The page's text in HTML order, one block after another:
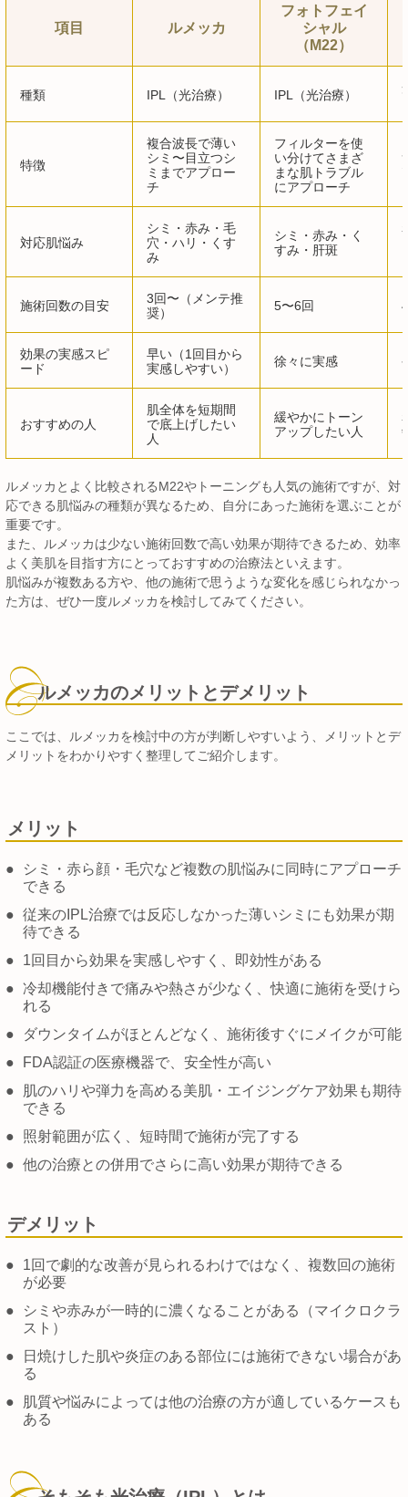
項目 ルメッカ
フォトフェイ
シャル
（M22）
種類 IPL（光治療） IPL（光治療）
特徴
複合波長で薄い
シミ〜目立つシ
ミまでアプロー
チ
フィルターを使
い分けてさまざ
まな肌トラブル
にアプローチ
対応肌悩み
シミ・赤み・毛
穴・ハリ・くす
み
シミ・赤み・く
すみ・肝斑
施術回数の目安
3回〜（メンテ推
奨）
5〜6回
効果の実感スピ
ード
早い（1回目から
実感しやすい）
徐々に実感
おすすめの人
肌全体を短期間
で底上げしたい
人
緩やかにトーン
アップしたい人
ルメッカとよく比較されるM22やトーニングも人気の施術ですが、対
応できる肌悩みの種類が異なるため、自分にあった施術を選ぶことが
重要です。
また、ルメッカは少ない施術回数で高い効果が期待できるため、効率
よく美肌を目指す方にとっておすすめの治療法といえます。
肌悩みが複数ある方や、他の施術で思うような変化を感じられなかっ
た方は、ぜひ一度ルメッカを検討してみてください。
ルメッカのメリットとデメリット
ここでは、ルメッカを検討中の方が判断しやすいよう、メリットとデ
メリットをわかりやすく整理してご紹介します。
メリット
●
シミ・赤ら顔・毛穴など複数の肌悩みに同時にアプローチ
できる
● 従来のIPL治療では反応しなかった薄いシミにも効果が期
待できる
●
1回目から効果を実感しやすく、即効性がある
● 冷却機能付きで痛みや熱さが少なく、快適に施術を受けら
れる
●
ダウンタイムがほとんどなく、施術後すぐにメイクが可能
●
FDA認証の医療機器で、安全性が高い
●
肌のハリや弾力を高める美肌・エイジングケア効果も期待
できる
●
照射範囲が広く、短時間で施術が完了する
● 他の治療との併用でさらに高い効果が期待できる
デメリット
●
1回で劇的な改善が見られるわけではなく、複数回の施術
が必要
●
シミや赤みが一時的に濃くなることがある（マイクロクラ
スト）
●
日焼けした肌や炎症のある部位には施術できない場合があ
る
●
肌質や悩みによっては他の治療の方が適しているケースも
ある